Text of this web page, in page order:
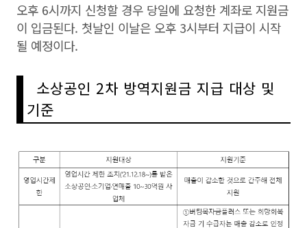
오후 6시까지 신청할 경우 당일에 요청한 계좌로 지원금
이 입금된다. 첫날인 이날은 오후 3시부터 지급이 시작
될 예정이다.
소상공인 2차 방역지원금 지급 대상 및
기준